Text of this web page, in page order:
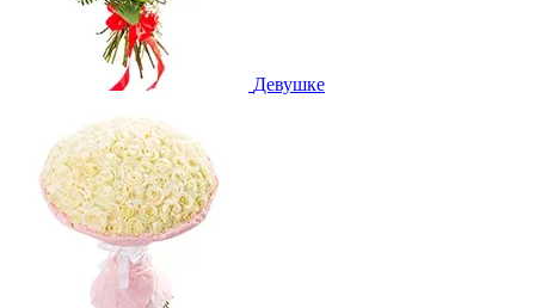
Девушке